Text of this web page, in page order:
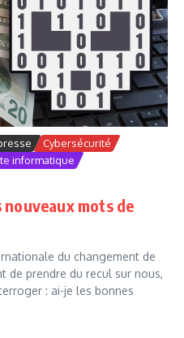
Cybersécurité
informatique
mots de
du changement de
de prendre du recul sur nous,
: ai-je les bonnes